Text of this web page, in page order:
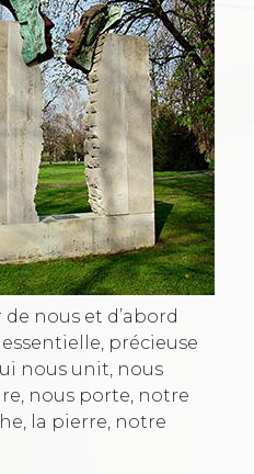
nous et d’abord
précieuse
nous unit, nous
nous porte, notre
la pierre, notre